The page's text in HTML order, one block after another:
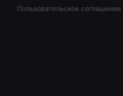
Пользовательское соглашение